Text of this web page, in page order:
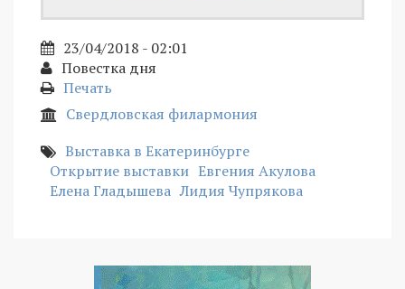
23/04/2018 - 02:01
Повестка дня
Печать
Свердловская филармония
Выставка в Екатеринбурге
Открытие выставки Евгения Акулова
Елена Гладышева Лидия Чупрякова